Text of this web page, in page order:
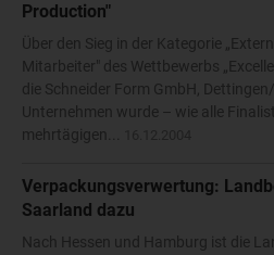
Production"
Über den Sieg in der Kategorie
Mitarbeiter" des Wettbewerbs
die Schneider Form GmbH,
Unternehmen wurde – wie alle
mehrtägigen...
Verpackungsverwertung:
Saarland dazu
Nach Hessen und Hamburg ist die